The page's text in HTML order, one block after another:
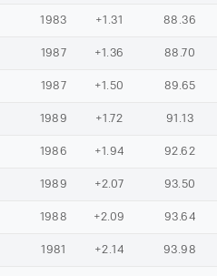
1983 +1.31 88.36
1987 +1.36 88.70
1987 +1.50 89.65
1989 +1.72 91.13
1986 +1.94 92.62
1989 +2.07 93.50
1988 +2.09 93.64
1981 +2.14 93.98